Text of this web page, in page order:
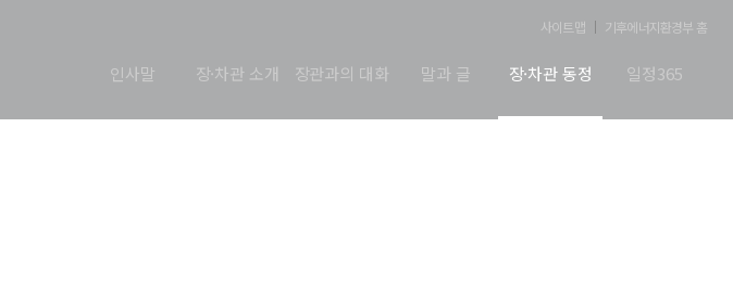
사이트맵 기후에너지환경부 홈
인사말 장·차관 소개 장관과의 대화 말과 글 장·차관 동정 일정365